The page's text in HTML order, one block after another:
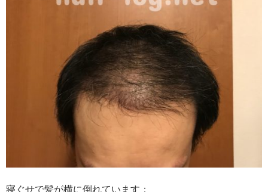
寝ぐせで髪が横に倒れています；